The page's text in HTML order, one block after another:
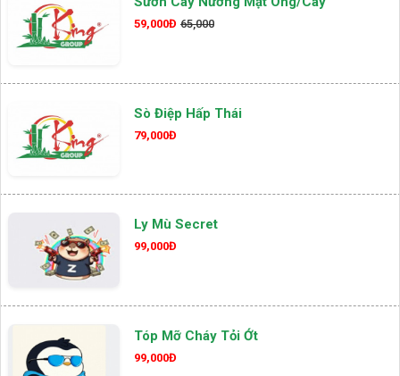
59,000Đ 65,000
Sò Điệp Hấp Thái
79,000Đ
Ly Mù Secret
99,000Đ
Tóp Mỡ Cháy Tỏi Ớt
99,000Đ